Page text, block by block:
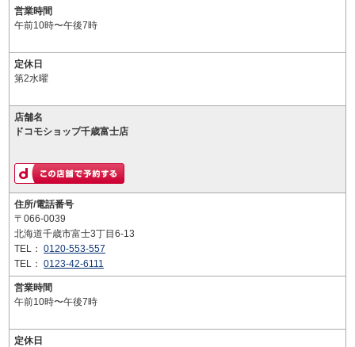
営業時間
午前10時〜午後7時
定休日
第2水曜
店舗名
ドコモショップ千歳富士店
住所/電話番号
〒066-0039
北海道千歳市富士3丁目6-13
TEL： 0120-553-557
TEL： 0123-42-6111
営業時間
午前10時〜午後7時
定休日